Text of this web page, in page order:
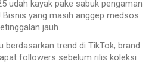
udah kayak pake sabuk pengaman
yang masih anggep medsos
jauh.
berdasarkan trend di TikTok, brand
followers sebelum rilis koleksi